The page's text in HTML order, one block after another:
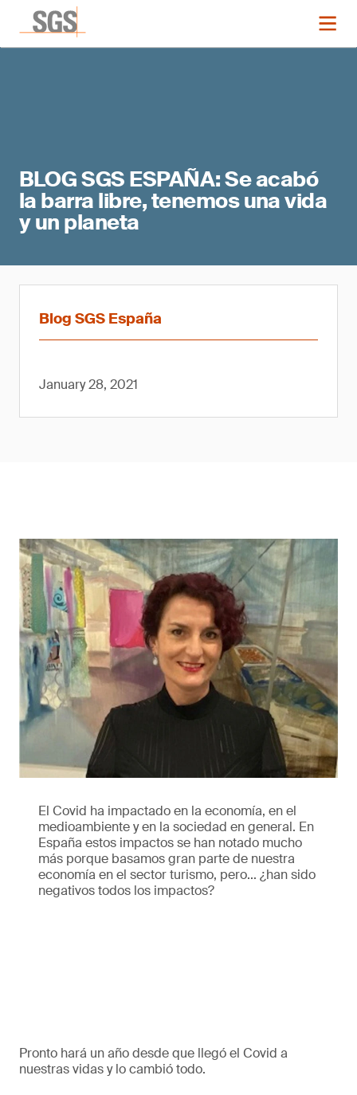
BLOG SGS ESPAÑA: Se acabó
la barra libre, tenemos una vida
y un planeta
Blog SGS España
January 28, 2021
El Covid ha impactado en la economía, en el
medioambiente y en la sociedad en general. En
España estos impactos se han notado mucho
más porque basamos gran parte de nuestra
economía en el sector turismo, pero... ¿han sido
negativos todos los impactos?
Pronto hará un año desde que llegó el Covid a
nuestras vidas y lo cambió todo.